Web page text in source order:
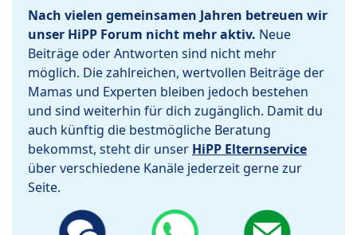
Nach vielen gemeinsamen Jahren betreuen wir
unser HiPP Forum nicht mehr aktiv. Neue
Beiträge oder Antworten sind nicht mehr
möglich. Die zahlreichen, wertvollen Beiträge der
Mamas und Experten bleiben jedoch bestehen
und sind weiterhin für dich zugänglich. Damit du
auch künftig die bestmögliche Beratung
bekommst, steht dir unser HiPP Elternservice
über verschiedene Kanäle jederzeit gerne zur
Seite.